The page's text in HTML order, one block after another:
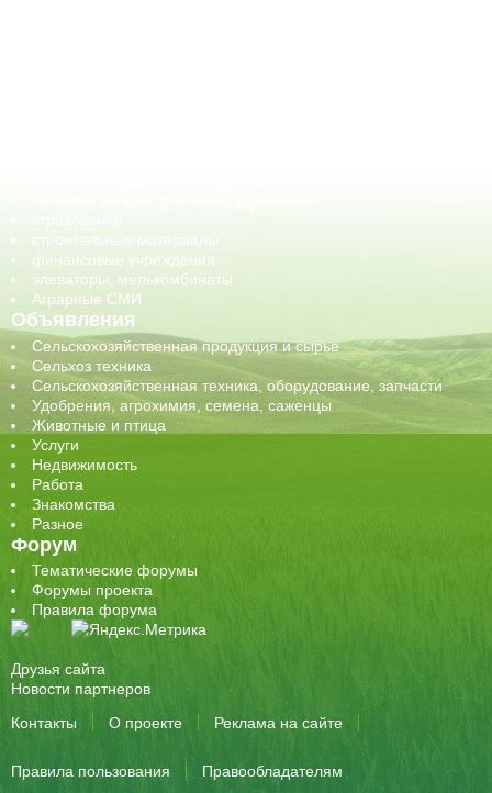
строительные материалы
финансовые учреждения
элеваторы, мелькомбинаты
Аграрные СМИ
Объявления
Сельскохозяйственная продукция и сырье
Сельхоз техника
Сельскохозяйственная техника, оборудование, запчасти
Удобрения, агрохимия, семена, саженцы
Животные и птица
Услуги
Недвижимость
Работа
Знакомства
Разное
Форум
Тематические форумы
Форумы проекта
Правила форума
Друзья сайта
Новости партнеров
Контакты
О проекте Реклама на сайте
Правила пользования Правообладателям